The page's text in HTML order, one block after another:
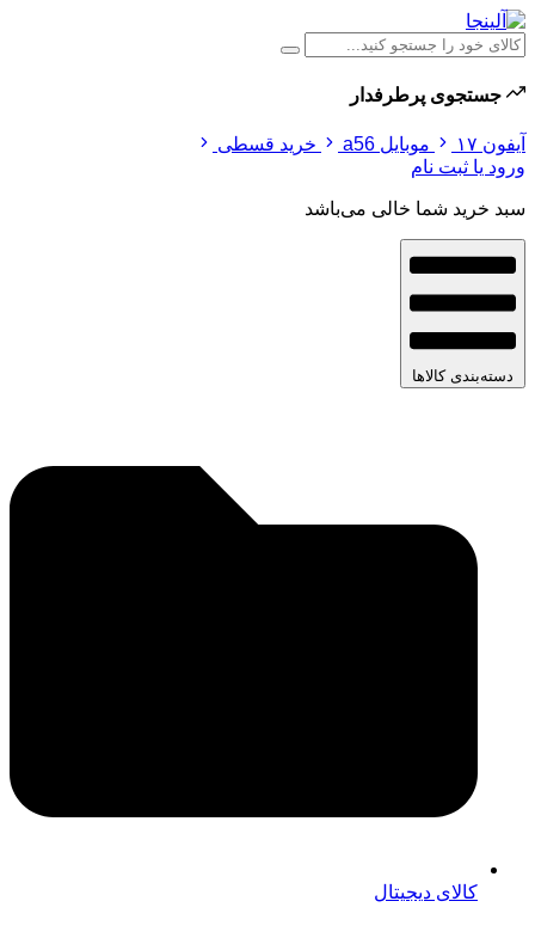
جستجوی پرطرفدار
آیفون ۱۷ موبایل a56
خرید قسطی
ورود یا ثبت نام
سبد خرید شما خالی می‌باشد
دسته‌بندی کالاها
کالای دیجیتال